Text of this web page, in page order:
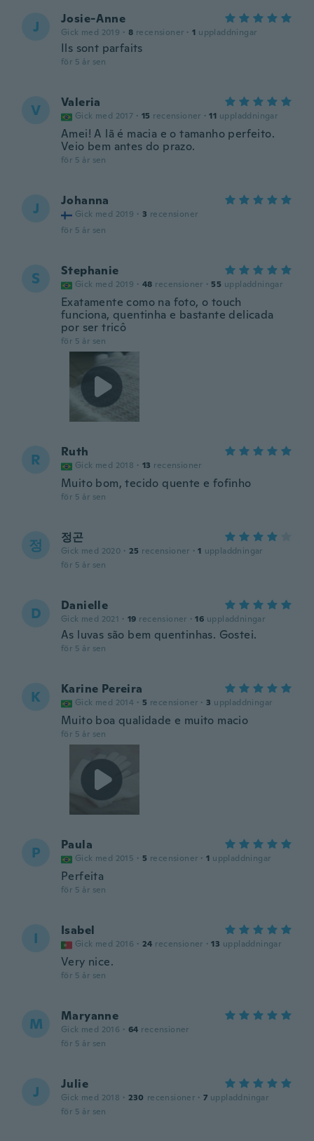
J Josie-Anne
Gick med 2019 · 8 recensioner · 1 uppladdningar
Ils sont parfaits
för 5 år sen
V Valeria
Gick med 2017 · 15 recensioner · 11 uppladdningar
Amei! A lã é macia e o tamanho perfeito.
Veio bem antes do prazo.
för 5 år sen
J Johanna
Gick med 2019 · 3 recensioner
för 5 år sen
S Stephanie
Gick med 2019 · 48 recensioner · 55 uppladdningar
Exatamente como na foto, o touch
funciona, quentinha e bastante delicada
por ser tricô
för 5 år sen
R Ruth
Gick med 2018 · 13 recensioner
Muito bom, tecido quente e fofinho
för 5 år sen
정 정곤
Gick med 2020 · 25 recensioner · 1 uppladdningar
för 5 år sen
D Danielle
Gick med 2021 · 19 recensioner · 16 uppladdningar
As luvas são bem quentinhas. Gostei.
för 5 år sen
K Karine Pereira
Gick med 2014 · 5 recensioner · 3 uppladdningar
Muito boa qualidade e muito macio
för 5 år sen
P Paula
Gick med 2015 · 5 recensioner · 1 uppladdningar
Perfeita
för 5 år sen
I Isabel
Gick med 2016 · 24 recensioner · 13 uppladdningar
Very nice.
för 5 år sen
M Maryanne
Gick med 2016 · 64 recensioner
för 5 år sen
J Julie
Gick med 2018 · 230 recensioner · 7 uppladdningar
för 5 år sen